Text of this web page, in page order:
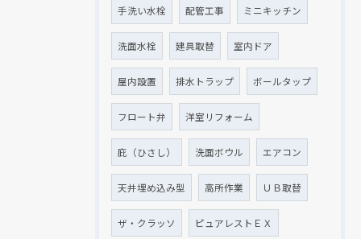
手洗い水栓 配管工事 ミニキッチン
洗面水栓 建具取替 室内ドア
屋内設置 排水トラップ ボールタップ
フロート弁 洋室リフォーム
庇（ひさし） 洗面ボウル エアコン
天井埋め込み型 高所作業 ＵＢ取替
ザ・クラッソ ピュアレストＥＸ